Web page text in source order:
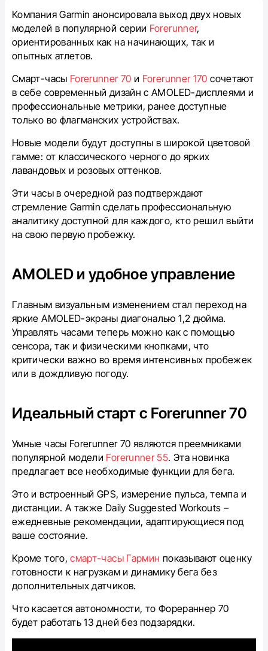
Компания Garmin анонсировала выход двух новых
моделей в популярной серии Forerunner,
ориентированных как на начинающих, так и
опытных атлетов.
Смарт-часы Forerunner 70 и Forerunner 170 сочетают
в себе современный дизайн с AMOLED-дисплеями и
профессиональные метрики, ранее доступные
только во флагманских устройствах.
Новые модели будут доступны в широкой цветовой
гамме: от классического черного до ярких
лавандовых и розовых оттенков.
Эти часы в очередной раз подтверждают
стремление Garmin сделать профессиональную
аналитику доступной для каждого, кто решил выйти
на свою первую пробежку.
AMOLED и удобное управление
Главным визуальным изменением стал переход на
яркие AMOLED-экраны диагональю 1,2 дюйма.
Управлять часами теперь можно как с помощью
сенсора, так и физическими кнопками, что
критически важно во время интенсивных пробежек
или в дождливую погоду.
Идеальный старт с Forerunner 70
Умные часы Forerunner 70 являются преемниками
популярной модели Forerunner 55. Эта новинка
предлагает все необходимые функции для бега.
Это и встроенный GPS, измерение пульса, темпа и
дистанции. А также Daily Suggested Workouts –
ежедневные рекомендации, адаптирующиеся под
ваше состояние.
Кроме того,смарт-часы Гармин показывают оценку
готовности к нагрузкам и динамику бега без
дополнительных датчиков.
Что касается автономности, то Форераннер 70
будет работать 13 дней без подзарядки.